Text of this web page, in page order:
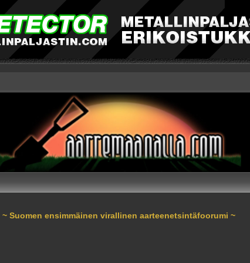
~ Suomen ensimmäinen virallinen aarteenetsintäfoorumi ~